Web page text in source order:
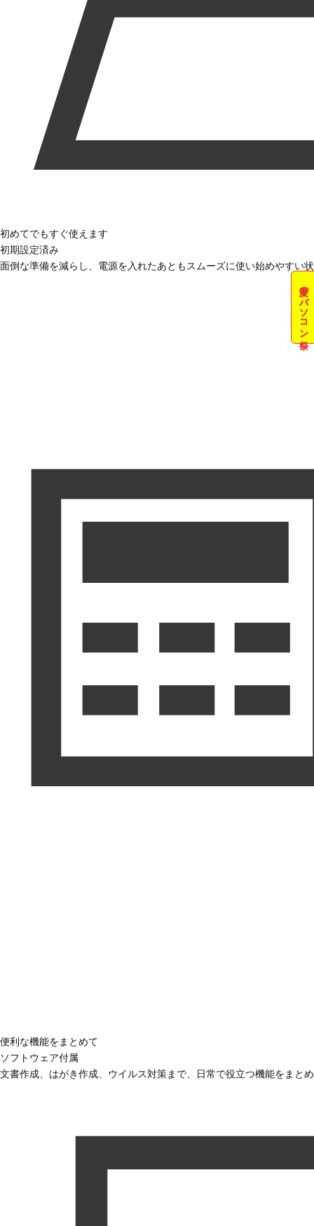
夏のパソコン祭
初めてでもすぐ使えます
初期設定済み
面倒な準備を減らし、電源を入れたあともスムーズに使い始めやすい
便利な機能をまとめて
ソフトウェア付属
文書作成、はがき作成、ウイルス対策まで、日常で役立つ機能をまと